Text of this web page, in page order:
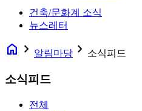
건축/문화계 소식
뉴스레터
home navigate_next 알림마당 navigate_next 소식피드
소식피드
전체